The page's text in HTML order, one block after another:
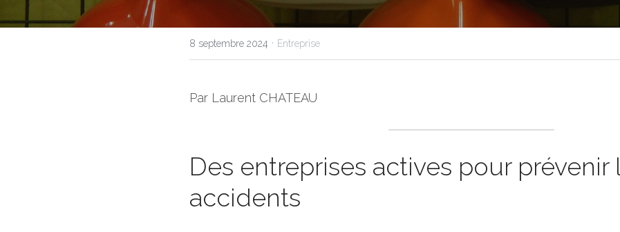
8 septembre 2024 · Entreprise
Par Laurent CHATEAU
Des entreprises actives pour prévenir
accidents